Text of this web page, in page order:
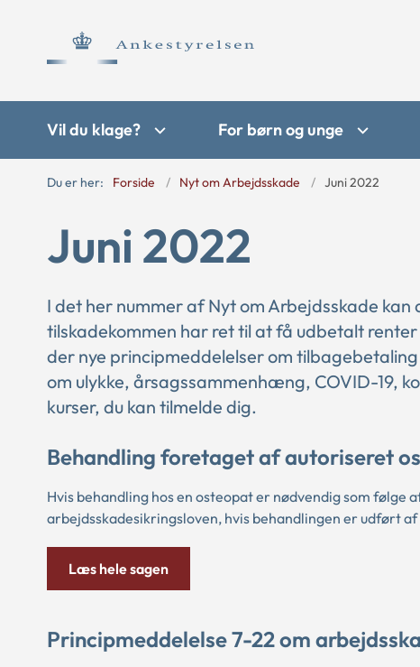
Vil du klage? For børn og unge
Du er her: Forside Nyt om Arbejdsskade Juni 2022
Juni 2022
I det her nummer af Nyt om Arbejdsskade
tilskadekommen har ret til at få udbetalt
der nye principmeddelelser om
om ulykke, årsagssammenhæng, COVID-19,
kurser, du kan tilmelde dig.
Behandling foretaget af autoriseret
Hvis behandling hos en osteopat er nødvendig som
arbejdsskadesikringsloven, hvis behandlingen er udført
Læs hele sagen
Principmeddelelse 7-22 om